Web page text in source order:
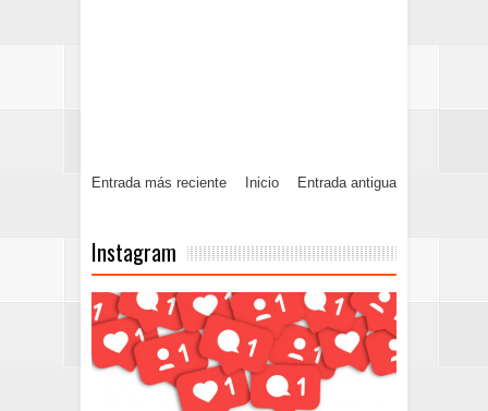
Entrada más reciente Entrada antigua
Inicio
Instagram